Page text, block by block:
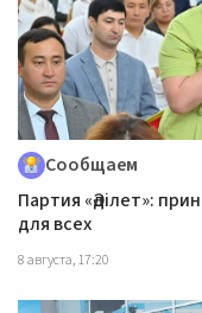
Сообщаем
Партия «Әділет»:
для всех
8 августа, 17:20